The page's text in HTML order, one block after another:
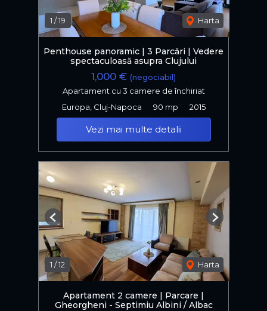
1 /19 Harta
Penthouse panoramic | 3 Parcări | Vedere
spectaculoasă asupra Clujului
1,000 € (negociabil)
Apartament cu 3 camere de închiriat
Europa, Cluj-Napoca
90 mp 2015
Vezi mai multe detalii
1 /12 Harta
Previous Next
Apartament 2 camere | Parcare |
Gheorgheni - Septimiu Albini / Albac